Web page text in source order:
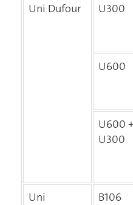
Uni Dufour U300
U600
U600 +
U300
Uni
B106